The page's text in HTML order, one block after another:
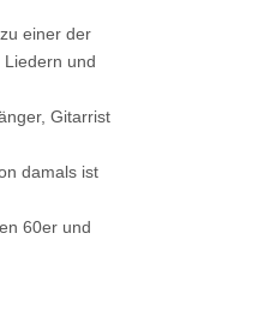
einer der
und
Gitarrist
damals ist
60er und